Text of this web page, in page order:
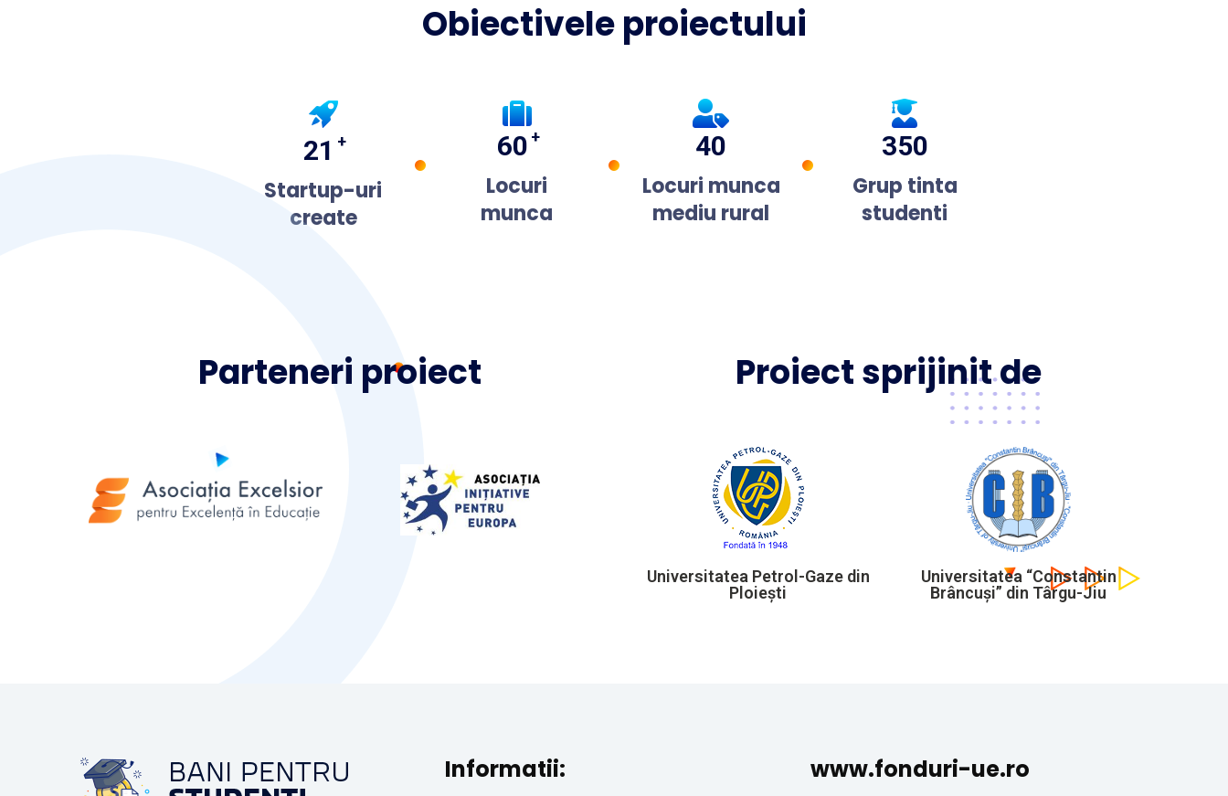
Obiectivele proiectului
21 +
Startup-uri
create
60 +
Locuri
munca
40
Locuri munca
mediu rural
350
Grup tinta
studenti
Parteneri proiect Proiect sprijinit de
Universitatea Petrol-Gaze din
Ploiești
Universitatea “Constantin
Brâncuși” din Târgu-Jiu
Informatii: www.fonduri-ue.ro